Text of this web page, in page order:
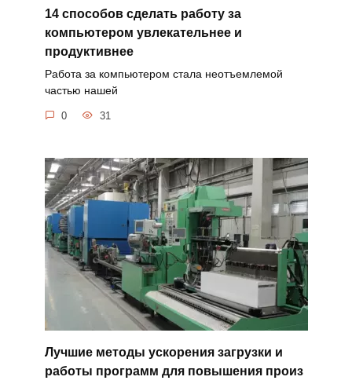
14 способов сделать работу за
компьютером увлекательнее и
продуктивнее
Работа за компьютером стала неотъемлемой
частью нашей
0 31
Лучшие методы ускорения загрузки и
работы программ для повышения произ